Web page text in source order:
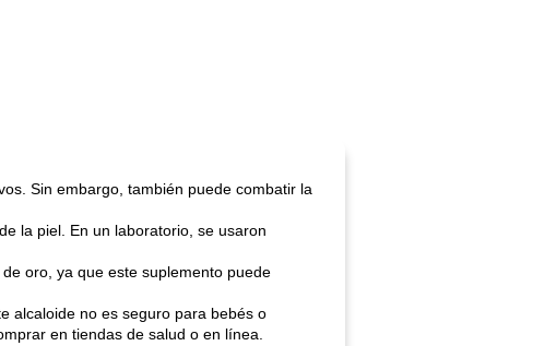
Sin embargo, también puede combatir la
la piel. En un laboratorio, se usaron
oro, ya que este suplemento puede
alcaloide no es seguro para bebés o
en tiendas de salud o en línea.